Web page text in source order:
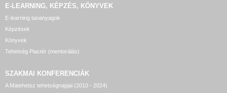
E-LEARNING, KÉPZÉS, KÖNYVEK
E-learning tananyagok
Képzések
Könyvek
Tehetség Piactér (mentorálás)
SZAKMAI KONFERENCIÁK
A Matehetsz tehetségnapjai (2010 - 2024)